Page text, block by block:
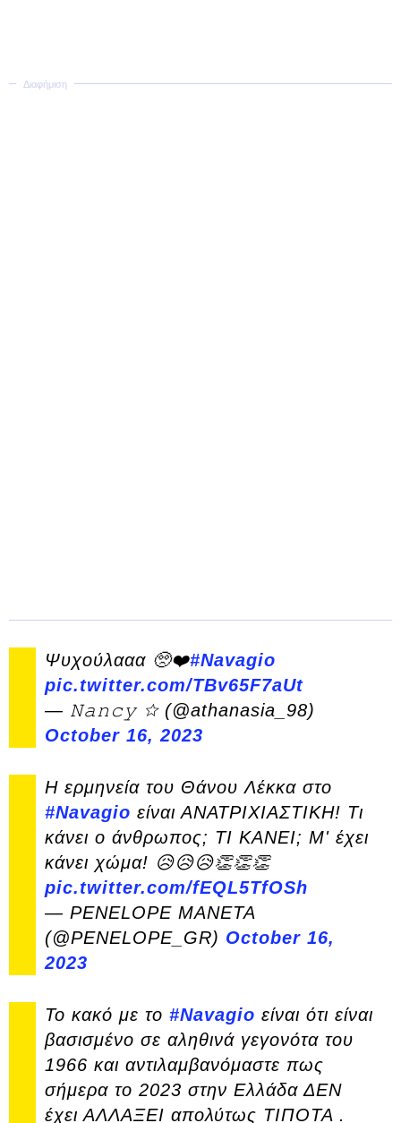
Ψυχούλααα 🥺❤️#Navagio
pic.twitter.com/TBv65F7aUt
— 𝙽𝚊𝚗𝚌𝚢 ☆ (@athanasia_98)
October 16, 2023
Η ερμηνεία του Θάνου Λέκκα στο
#Navagio είναι ΑΝΑΤΡΙΧΙΑΣΤΙΚΗ! Τι
κάνει ο άνθρωπος; ΤΙ ΚΑΝΕΙ; Μ' έχει
κάνει χώμα! 😥😥😥👏👏👏
pic.twitter.com/fEQL5TfOSh
— PENELOPE MANETA
(@PENELOPE_GR) October 16,
2023
Το κακό με το #Navagio είναι ότι είναι
βασισμένο σε αληθινά γεγονότα του
1966 και αντιλαμβανόμαστε πως
σήμερα το 2023 στην Ελλάδα ΔΕΝ
έχει ΑΛΛΑΞΕΙ απολύτως ΤΙΠΟΤΑ .